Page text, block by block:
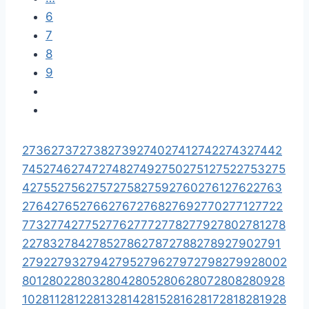
6
7
8
9
2736273727382739274027412742274327442
74527462747274827492750275127522753275
4275527562757275827592760276127622763
2764276527662767276827692770277127722
77327742775277627772778277927802781278
2278327842785278627872788278927902791
2792279327942795279627972798279928002
8012802280328042805280628072808280928
1028112812281328142815281628172818281928